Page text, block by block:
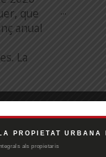
que
anual
La
...
TOTA L'ACTUALITAT